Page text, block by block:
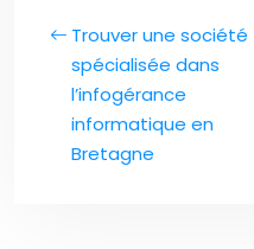
Trouver une société
spécialisée dans
l’infogérance
informatique en
Bretagne